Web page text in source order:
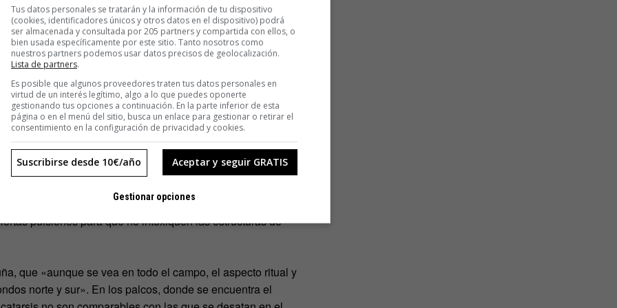
que asuste menos.
del suburbano, la presencia de unos hinchas supone
del día a día, van a
en alguien distintos a quienes son durante la
Marcel Mauss calificó el fútbol como un «hecho social
orden realizadas en un entorno controlado, son
pulsiones para que no intoxiquen las estructuras de
que «aunque se vea en todo el campo, el aspecto ritual y
norte y sur». En los palcos, donde se encuentra el
Tus datos personales se tratarán y la información de tu dispositivo
(cookies, identificadores únicos y otros datos en el dispositivo) podrá
ser almacenada y consultada por 205 partners y compartida con ellos, o
bien usada específicamente por este sitio. Tanto nosotros como
nuestros partners podemos usar datos precisos de geolocalización.
Lista de partners.
Es posible que algunos proveedores traten tus datos personales en
virtud de un interés legítimo, algo a lo que puedes oponerte
gestionando tus opciones a continuación. En la parte inferior de esta
página o en el menú del sitio, busca un enlace para gestionar o retirar el
consentimiento en la configuración de privacidad y cookies.
Aceptar y seguir GRATIS
Suscribirse desde 10€/año
Gestionar opciones